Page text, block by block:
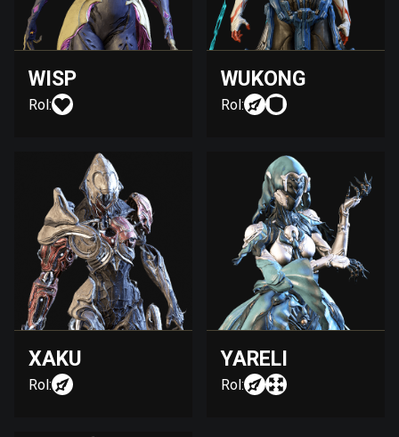
WISP
Rol:
WUKONG
Rol:
XAKU
Rol:
YARELI
Rol: